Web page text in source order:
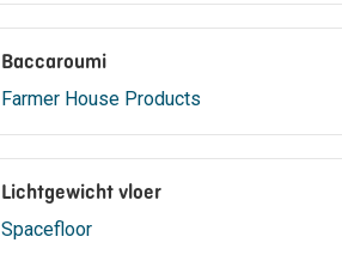
Baccaroumi
Farmer House Products
Lichtgewicht vloer
Spacefloor